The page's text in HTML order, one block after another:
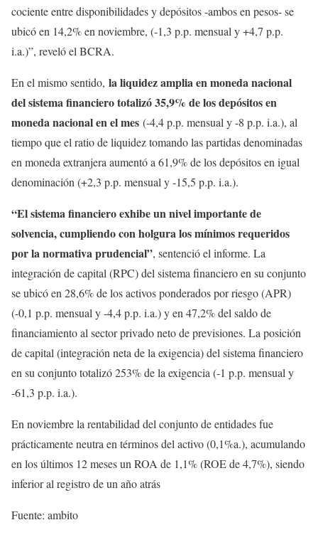
cociente entre disponibilidades y depósitos -ambos en pesos- se
ubicó en 14,2% en noviembre, (-1,3 p.p. mensual y +4,7 p.p.
i.a.)”, reveló el BCRA.
En el mismo sentido, la liquidez amplia en moneda nacional
del sistema financiero totalizó 35,9% de los depósitos en
moneda nacional en el mes (-4,4 p.p. mensual y -8 p.p. i.a.), al
tiempo que el ratio de liquidez tomando las partidas denominadas
en moneda extranjera aumentó a 61,9% de los depósitos en igual
denominación (+2,3 p.p. mensual y -15,5 p.p. i.a.).
“El sistema financiero exhibe un nivel importante de
solvencia, cumpliendo con holgura los mínimos requeridos
por la normativa prudencial”, sentenció el informe. La
integración de capital (RPC) del sistema financiero en su conjunto
se ubicó en 28,6% de los activos ponderados por riesgo (APR)
(-0,1 p.p. mensual y -4,4 p.p. i.a.) y en 47,2% del saldo de
financiamiento al sector privado neto de previsiones. La posición
de capital (integración neta de la exigencia) del sistema financiero
en su conjunto totalizó 253% de la exigencia (-1 p.p. mensual y
-61,3 p.p. i.a.).
En noviembre la rentabilidad del conjunto de entidades fue
prácticamente neutra en términos del activo (0,1%a.), acumulando
en los últimos 12 meses un ROA de 1,1% (ROE de 4,7%), siendo
inferior al registro de un año atrás
Fuente: ambito